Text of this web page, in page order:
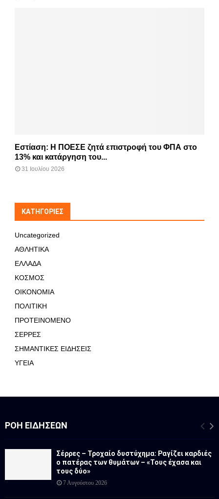
Εστίαση: Η ΠΟΕΣΕ ζητά επιστροφή του ΦΠΑ στο
13% και κατάργηση του...
31 Ιουλίου 2026
KΑΤΗΓΟΡΊΕΣ
Uncategorized
ΑΘΛΗΤΙΚΑ
ΕΛΛΑΔΑ
ΚΟΣΜΟΣ
ΟΙΚΟΝΟΜΙΑ
ΠΟΛΙΤΙΚΗ
ΠΡΟΤΕΙΝΟΜΕΝΟ
ΣΕΡΡΕΣ
ΣΗΜΑΝΤΙΚΕΣ ΕΙΔΗΣΕΙΣ
ΥΓΕΙΑ
ΡΟΉ ΕΙΔΉΣΕΩΝ
Σέρρες – Τροχαίο δυστύχημα: Ραγίζει καρδιές
ο πατέρας των θυμάτων – «Τους έχασα και
τους δύο»
7 Αυγούστου 2026